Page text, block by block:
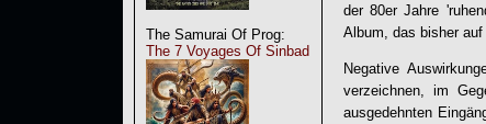
The Samurai Of Prog:
The 7 Voyages Of Sinbad
der 80er Jahre
Album, das bisher
Negative
verzeichnen, im
ausgedehnten